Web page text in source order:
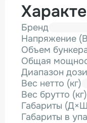
Бренд
Напряжение
Объем
Общая
Диапазон
Вес нетто (кг)
Вес брутто (кг)
Габариты
Габариты в